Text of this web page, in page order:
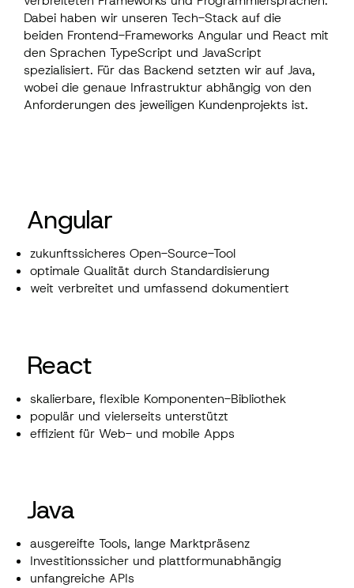
Dabei haben wir unseren Tech-Stack auf die
beiden Frontend-Frameworks Angular und React mit
den Sprachen TypeScript und JavaScript
spezialisiert. Für das Backend setzten wir auf Java,
wobei die genaue Infrastruktur abhängig von den
Anforderungen des jeweiligen Kundenprojekts ist.
Angular
zukunftssicheres Open-Source-Tool
optimale Qualität durch Standardisierung
weit verbreitet und umfassend dokumentiert
React
skalierbare, flexible Komponenten-Bibliothek
populär und vielerseits unterstützt
effizient für Web- und mobile Apps
Java
ausgereifte Tools, lange Marktpräsenz
Investitionssicher und plattformunabhängig
unfangreiche APIs